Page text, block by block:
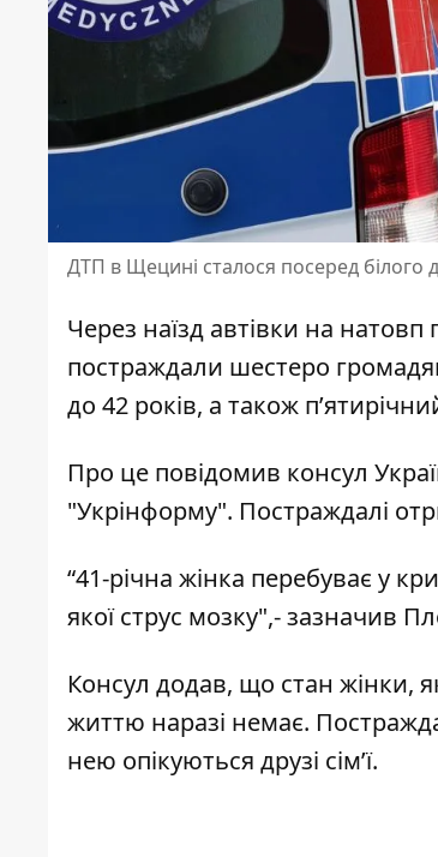
ДТП в Щецині сталося посеред білого
Через наїзд автівки на натовп
постраждали шестеро
до 42 років, а також
Про це повідомив консул
"Укрінформу". Постраждалі
“41-річна жінка перебуває у
якої струс мозку",- зазначив
Консул додав, що стан жінки,
життю наразі немає.
нею опікуються друзі сім’ї.